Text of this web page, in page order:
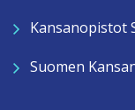
Kansanopistot
Suomen